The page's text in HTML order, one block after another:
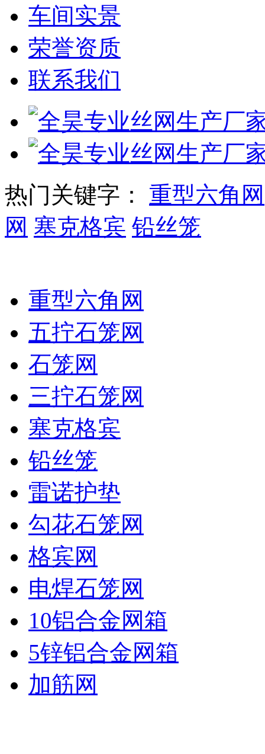
车间实景
荣誉资质
联系我们
热门关键字： 重型六角网
网 塞克格宾 铅丝笼
重型六角网
五拧石笼网
石笼网
三拧石笼网
塞克格宾
铅丝笼
雷诺护垫
勾花石笼网
格宾网
电焊石笼网
10铝合金网箱
5锌铝合金网箱
加筋网